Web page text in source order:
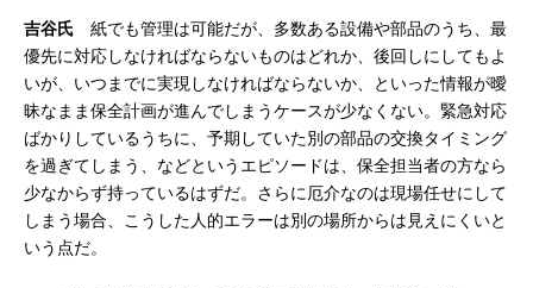
吉谷氏 紙でも管理は可能だが、多数ある設備や部品のうち、最
優先に対応しなければならないものはどれか、後回しにしてもよ
いが、いつまでに実現しなければならないか、といった情報が曖
昧なまま保全計画が進んでしまうケースが少なくない。緊急対応
ばかりしているうちに、予期していた別の部品の交換タイミング
を過ぎてしまう、などというエピソードは、保全担当者の方なら
少なからず持っているはずだ。さらに厄介なのは現場任せにして
しまう場合、こうした人的エラーは別の場所からは見えにくいと
いう点だ。